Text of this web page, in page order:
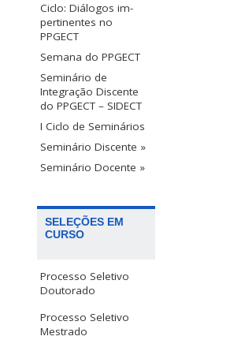
Ciclo: Diálogos im-
pertinentes no
PPGECT
Semana do PPGECT
Seminário de
Integração Discente
do PPGECT – SIDECT
I Ciclo de Seminários
Seminário Discente »
Seminário Docente »
SELEÇÕES EM
CURSO
Processo Seletivo
Doutorado
Processo Seletivo
Mestrado